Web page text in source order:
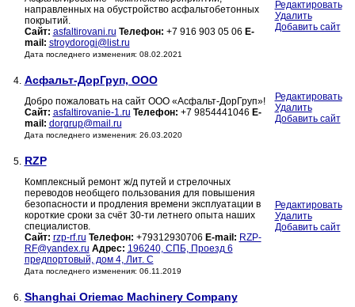
направленных на обустройство асфальтобетонных
покрытий.
Сайт: asfaltirovani.ru Телефон: +7 916 903 05 06 E-
mail: stroydorogi@list.ru
Дата последнего изменения: 08.02.2021
Редактировать
Удалить
Добавить сайт
4. Асфальт-ДорГруп, ООО
Добро пожаловать на сайт ООО «Асфальт-ДорГруп»!
Сайт: asfaltirovanie-1.ru Телефон: +7 9854441046 E-
mail: dorgrup@mail.ru
Дата последнего изменения: 26.03.2020
Редактировать
Удалить
Добавить сайт
5. RZP
Комплексный ремонт ж/д путей и стрелочных
переводов необщего пользования для повышения
безопасности и продления времени эксплуатации в
короткие сроки за счёт 30-ти летнего опыта наших
специалистов.
Сайт: rzp-rf.ru Телефон: +79312930706 E-mail: RZP-
RF@yandex.ru Адрес: 196240, СПБ, Проезд 6
предпортовый, дом 4, Лит. С
Дата последнего изменения: 06.11.2019
Редактировать
Удалить
Добавить сайт
6. Shanghai Oriemac Machinery Company